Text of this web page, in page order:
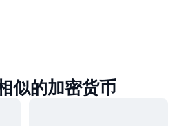
似的加密货币